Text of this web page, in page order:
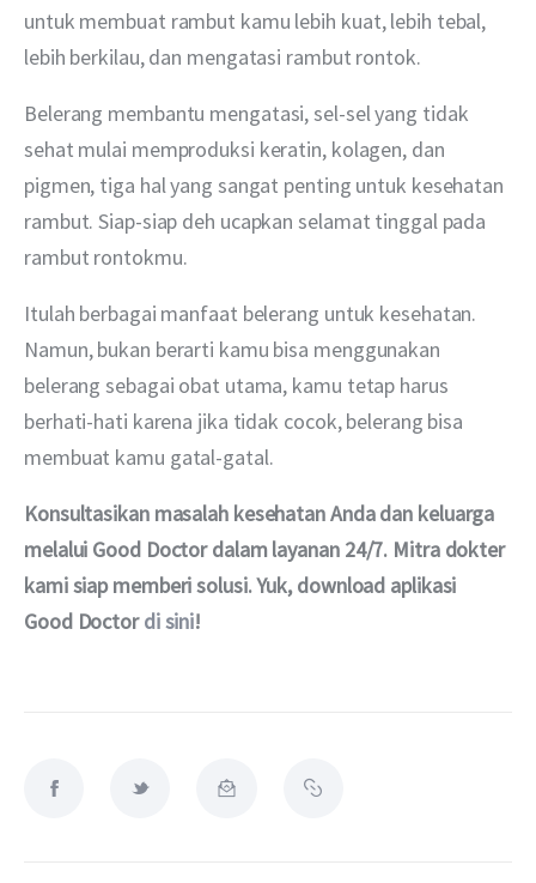
untuk membuat rambut kamu lebih kuat, lebih tebal,
lebih berkilau, dan mengatasi rambut rontok.
Belerang membantu mengatasi, sel-sel yang tidak
sehat mulai memproduksi keratin, kolagen, dan
pigmen, tiga hal yang sangat penting untuk kesehatan
rambut. Siap-siap deh ucapkan selamat tinggal pada
rambut rontokmu.
Itulah berbagai manfaat belerang untuk kesehatan.
Namun, bukan berarti kamu bisa menggunakan
belerang sebagai obat utama, kamu tetap harus
berhati-hati karena jika tidak cocok, belerang bisa
membuat kamu gatal-gatal.
Konsultasikan masalah kesehatan Anda dan keluarga
melalui Good Doctor dalam layanan 24/7. Mitra dokter
kami siap memberi solusi. Yuk, download aplikasi
Good Doctor di sini!